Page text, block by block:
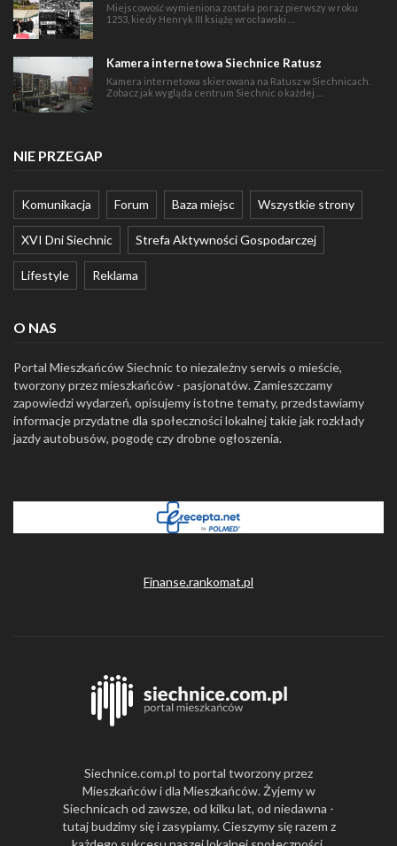
Miejscowość wymieniona została po raz pierwszy w roku
1253, kiedy Henryk III książę wrocławski …
Kamera internetowa Siechnice Ratusz
Kamera internetowa skierowana na Ratusz w Siechnicach.
Zobacz jak wygląda centrum Siechnic o każdej …
NIE PRZEGAP
Komunikacja Forum Baza miejsc Wszystkie strony
XVI Dni Siechnic Strefa Aktywności Gospodarczej
Lifestyle Reklama
O NAS
Portal Mieszkańców Siechnic to niezależny serwis o mieście,
tworzony przez mieszkańców - pasjonatów. Zamieszczamy
zapowiedzi wydarzeń, opisujemy istotne tematy, przedstawiamy
informacje przydatne dla społeczności lokalnej takie jak rozkłady
jazdy autobusów, pogodę czy drobne ogłoszenia.
Finanse.rankomat.pl
Siechnice.com.pl to portal tworzony przez
Mieszkańców i dla Mieszkańców. Żyjemy w
Siechnicach od zawsze, od kilku lat, od niedawna -
tutaj budzimy się i zasypiamy. Cieszymy się razem z